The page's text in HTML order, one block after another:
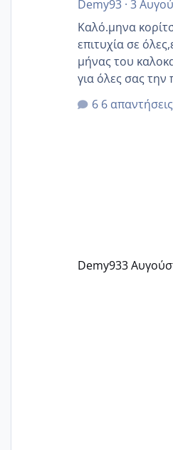
Demy93· 3
Καλό.μηνα
επιτυχία σε
μήνας του
για όλες σας
@Elk
@Zenia z
6 απαντήσεις
Demy933